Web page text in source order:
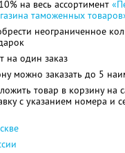
на весь ассортимент
таможенных
неограниченное
на один заказ
можно заказать до 5
товар в корзину на
с указанием номера и